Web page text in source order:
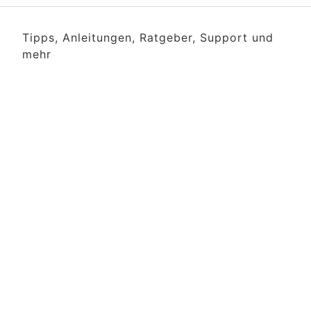
Tipps, Anleitungen, Ratgeber, Support und
mehr